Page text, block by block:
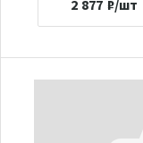
2 877 ₽/шт